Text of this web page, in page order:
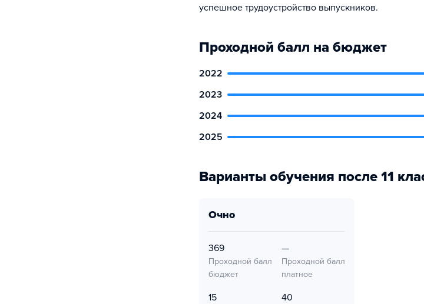
успешное трудоустройство выпускников.
Проходной балл на бюджет
2022
2023
2024
2025
Варианты обучения после 11
очно
369
Проходной балл
бюджет
—
Проходной балл
платное
15 40